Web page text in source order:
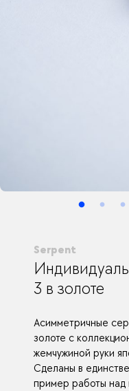
Serpent
3 в золоте
Асимметричные
золоте с
жемчужиной руки
Сделаны в
пример работы над